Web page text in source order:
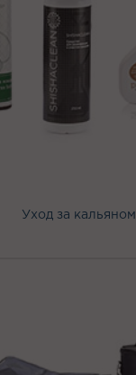
Уход за кальяном